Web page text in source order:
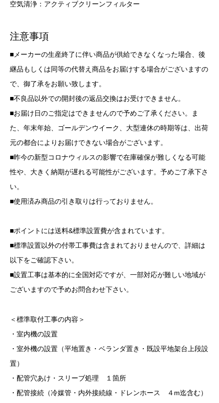
空気清浄：アクティブクリーンフィルター
注意事項
■メーカーの生産終了に伴い商品が供給できなくなった場合、後
継品もしくは同等の代替え商品をお届けする場合がございますの
で、御了承をお願い致します。
■不良品以外での開封後の返品交換はお受けできません。
■お届け日のご指定はできませんので予めご了承ください。ま
た、年末年始、ゴールデンウイーク、大型連休の時期等は、出荷
元の都合によりお届けできない場合がございます。
■昨今の新型コロナウィルスの影響で在庫確保が難しくなる可能
性や、大きく納期が遅れる可能性がございます。予めご了承下さ
い。
■使用済み商品の引き取りは行っておりません。
■ポイントには送料&標準設置費が含まれています。
■標準設置以外の付帯工事費は含まれておりませんので、詳細は
以下をご確認下さい。
■設置工事は基本的に全国対応ですが、一部対応が難しい地域が
ございますので予めお問合わせ下さい。
＜標準取付工事の内容＞
・室内機の設置
・室外機の設置（平地置き・ベランダ置き・既設平地架台上段設
置）
・配管穴あけ・スリーブ処理 １箇所
・配管接続（冷媒管・内外接続線・ドレンホース ４m迄含む）